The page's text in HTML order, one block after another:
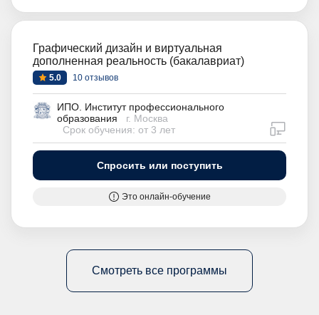
Графический дизайн и виртуальная
дополненная реальность (бакалавриат)
5.0 10 отзывов
ИПО. Институт профессионального
образования
г. Москва
Срок обучения: от 3 лет
Спросить или поступить
Это онлайн-обучение
Смотреть все программы